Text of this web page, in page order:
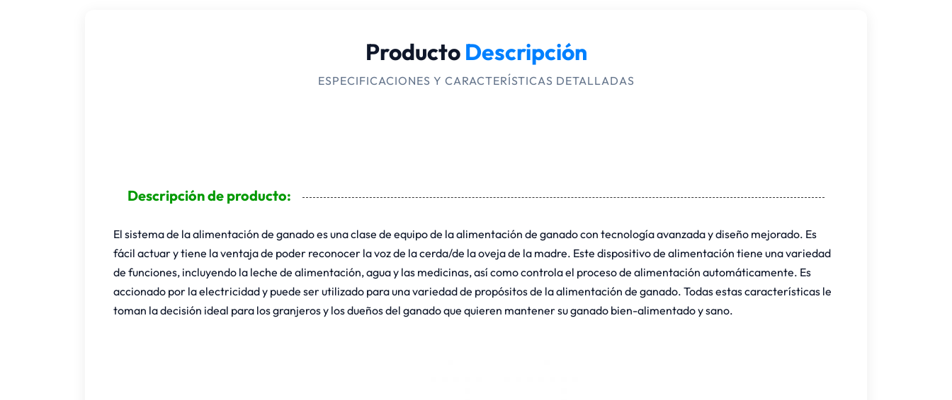
Producto Descripción
ESPECIFICACIONES Y CARACTERÍSTICAS DETALLADAS
Descripción de producto:
El sistema de la alimentación de ganado es una clase de equipo de la alimentación de ganado con tecnología avanzada y diseño mejorado. Es
fácil actuar y tiene la ventaja de poder reconocer la voz de la cerda/de la oveja de la madre. Este dispositivo de alimentación tiene una variedad
de funciones, incluyendo la leche de alimentación, agua y las medicinas, así como controla el proceso de alimentación automáticamente. Es
accionado por la electricidad y puede ser utilizado para una variedad de propósitos de la alimentación de ganado. Todas estas características le
toman la decisión ideal para los granjeros y los dueños del ganado que quieren mantener su ganado bien-alimentado y sano.